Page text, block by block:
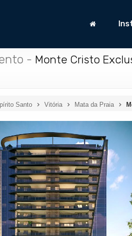
- Monte Cristo
Santo Vitória Mata da Praia